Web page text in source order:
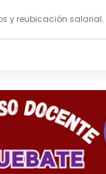
y reubicación salarial.